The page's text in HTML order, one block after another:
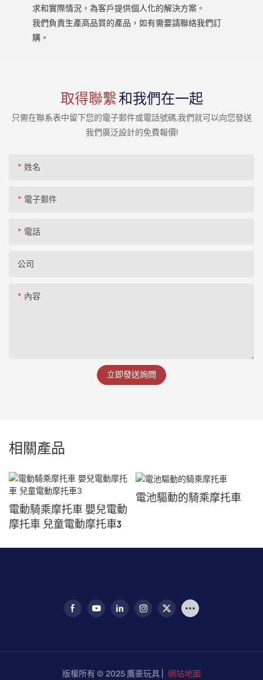
求和實際情況，為客戶提供個人化的解決方案。
我們負責生產高品質的產品，如有需要請聯絡我們訂
購。
取得聯繫和我們在一起
只需在聯系表中留下您的電子郵件或電話號碼,我們就可以向您發送
我們廣泛設計的免費報價!
姓名
電子郵件
電話
公司
內容
立即發送詢問
相關產品
電動騎乘摩托車 嬰兒電動
摩托車 兒童電動摩托車3
電池驅動的騎乘摩托車
版權所有 © 2025 鷹豪玩具 | 網站地圖